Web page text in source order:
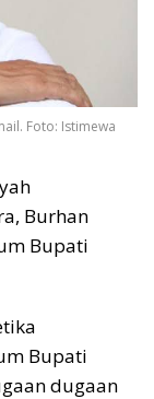
Foto: Istimewa
Burhan
Bupati
Bupati
dugaan